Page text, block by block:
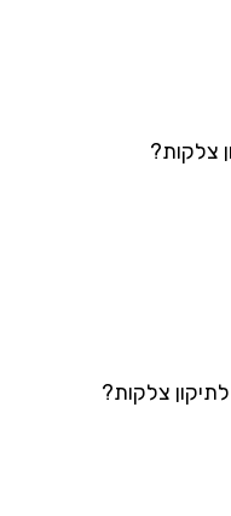
צלקות?
צלקות?